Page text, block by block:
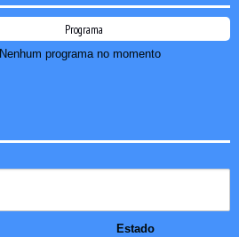
Programa
Nenhum programa no momento
Estado